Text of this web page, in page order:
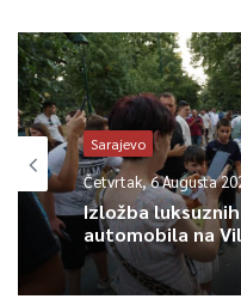
Sarajevo
Četvrtak, 6 Augusta
Izložba
automobila na